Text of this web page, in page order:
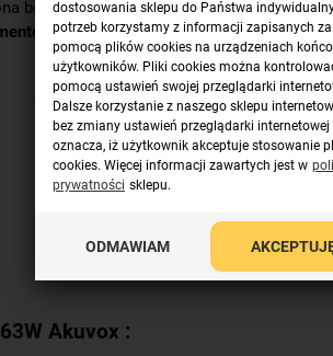
bezpośrednio z
Akuvox :
dostosowania sklepu do Państwa
potrzeb korzystamy z informacji zapisanych za
pomocą plików cookies na urządzeniach
użytkowników. Pliki cookies można
pomocą ustawień swojej przeglądarki
Dalsze korzystanie z naszego sklepu
bez zmiany ustawień przeglądarki internetowej
oznacza, iż użytkownik akceptuje stosowanie
cookies. Więcej informacji zawartych jest w
prywatności sklepu.
ODMAWIAM